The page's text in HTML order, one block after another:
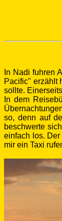
In Nadi fuhren
Pacific" erzählt
sollte.
In dem
so, denn auf
beschwerte
einfach los.
mir ein Taxi